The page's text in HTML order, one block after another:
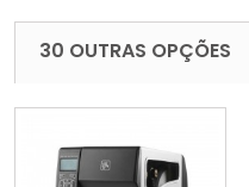
30 OUTRAS OPÇÕES